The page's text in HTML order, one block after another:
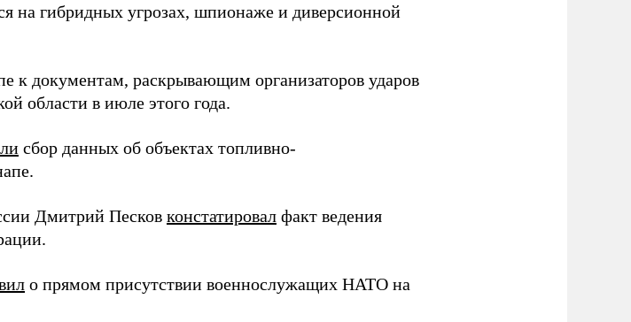
на гибридных угрозах, шпионаже и диверсионной
к документам, раскрывающим организаторов ударов
области в июле этого года.
сбор данных об объектах топливно-
Дмитрий Песков констатировал факт ведения
о прямом присутствии военнослужащих НАТО на